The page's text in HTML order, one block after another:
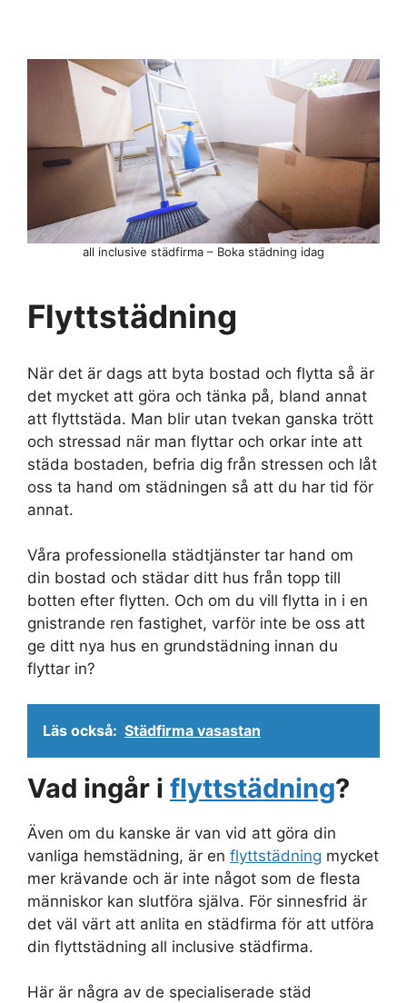
Flyttstädning
När det är dags att byta bostad och flytta så är
det mycket att göra och tänka på, bland annat
att flyttstäda. Man blir utan tvekan ganska trött
och stressad när man flyttar och orkar inte att
städa bostaden, befria dig från stressen och låt
oss ta hand om städningen så att du har tid för
annat.
Våra professionella städtjänster tar hand om
din bostad och städar ditt hus från topp till
botten efter flytten. Och om du vill flytta in i en
gnistrande ren fastighet, varför inte be oss att
ge ditt nya hus en grundstädning innan du
flyttar in?
Läs också: Städfirma vasastan
Vad ingår i flyttstädning?
Även om du kanske är van vid att göra din
vanliga hemstädning, är en flyttstädning mycket
mer krävande och är inte något som de flesta
människor kan slutföra själva. För sinnesfrid är
det väl värt att anlita en städfirma för att utföra
din flyttstädning all inclusive städfirma.
Här är några av de specialiserade städ
all inclusive städfirma – Boka städning idag